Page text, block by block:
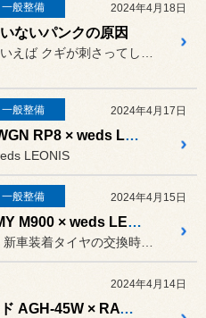
一般整備 2024年4月18日
ないパンクの原因
タイヤのパンクといえば クギが刺さってしまったあ とか
一般整備 2024年4月17日
HONDA STEPWGN RP8 × weds LEONIS LM
LEONIS
一般整備 2024年4月15日
TOYOTA ROOMY M900 × weds LEONIS SK
今回はこちら！！ 新車装着タイヤの交換時期であった...
2024年4月14日
新型アルファード AGH-45W × RAYS HOMURA 2×9plus